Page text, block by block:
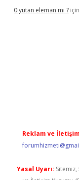
0 yutan eleman mı ? için
Reklam ve
Yasal Uyarı: